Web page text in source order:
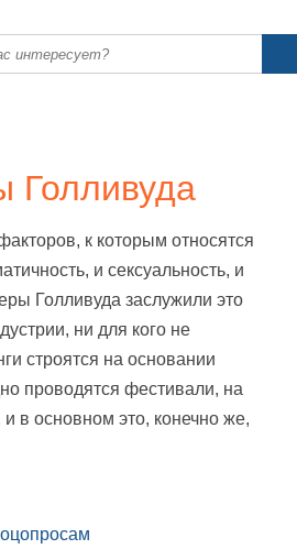
Голливуда
к которым относятся
и сексуальность, и
Голливуда заслужили это
ни для кого не
строятся на основании
проводятся фестивали, на
в основном это, конечно же,